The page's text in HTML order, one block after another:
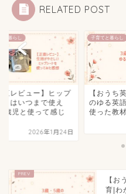
RELATED POST
と暮らし
直レビュー】ヒップ
トはいつまで使え
歳児と使って感じ
2026年1月24日
子育てと暮らし
【おうち
のゆる英
使った教
【お
育|わ